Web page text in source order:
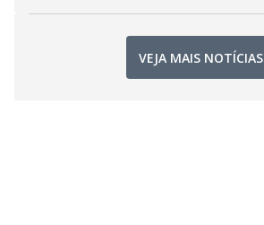
VEJA MAIS NOTÍCIAS